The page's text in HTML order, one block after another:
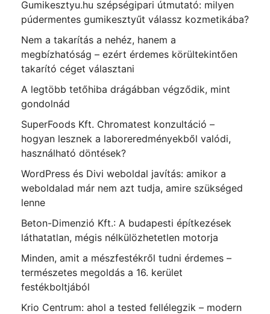
Gumikesztyu.hu szépségipari útmutató: milyen
púdermentes gumikesztyűt válassz kozmetikába?
Nem a takarítás a nehéz, hanem a
megbízhatóság – ezért érdemes körültekintően
takarító céget választani
A legtöbb tetőhiba drágábban végződik, mint
gondolnád
SuperFoods Kft. Chromatest konzultáció –
hogyan lesznek a laboreredményekből valódi,
használható döntések?
WordPress és Divi weboldal javítás: amikor a
weboldalad már nem azt tudja, amire szükséged
lenne
Beton-Dimenzió Kft.: A budapesti építkezések
láthatatlan, mégis nélkülözhetetlen motorja
Minden, amit a mészfestékről tudni érdemes –
természetes megoldás a 16. kerület
festékboltjából
Krio Centrum: ahol a tested fellélegzik – modern